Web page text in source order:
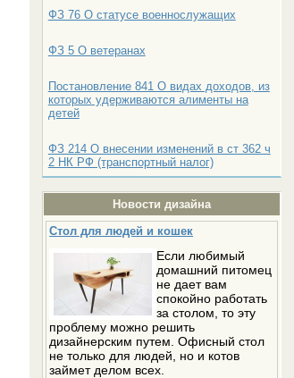
ФЗ 76 О статусе военнослужащих
ФЗ 5 О ветеранах
Постановление 841 О видах доходов, из
которых удерживаются алименты на
детей
ФЗ 214 О внесении изменений в ст 362 ч
2 НК РФ (транспортный налог)
Новости дизайна
Стол для людей и кошек
Если любимый
домашний питомец
не дает вам
спокойно работать
за столом, то эту
проблему можно решить
дизайнерским путем. Офисный стол
не только для людей, но и котов
займет делом всех.